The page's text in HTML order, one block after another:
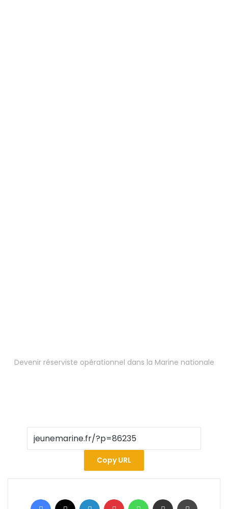
Devenir réserviste opérationnel dans la Marine nationale
Copy URL
Facebook Linkedin Pinterest WhatsAppPartager par email